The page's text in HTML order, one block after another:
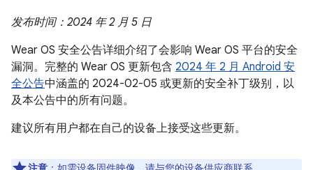
发布时间：2024 年 2 月 5 日
Wear OS 安全公告详细介绍了会影响 Wear OS 平台的安全
漏洞。完整的 Wear OS 更新包含 2024 年 2 月 Android 安
全公告中涵盖的 2024-02-05 或更新的安全补丁级别，以
及本公告中的所有问题。
建议所有用户都在自己的设备上接受这些更新。